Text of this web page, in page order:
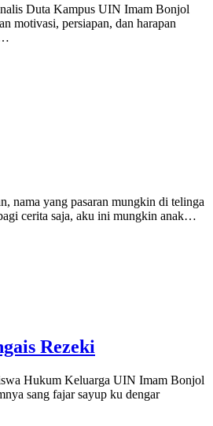
Duta Kampus UIN Imam Bonjol
motivasi, persiapan, dan harapan
nama yang pasaran mungkin di telinga
cerita saja, aku ini mungkin anak…
Rezeki
Hukum Keluarga UIN Imam Bonjol
sang fajar sayup ku dengar